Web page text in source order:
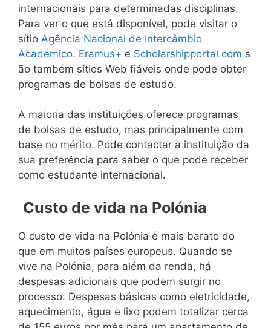
internacionais para determinadas disciplinas.
Para ver o que está disponível, pode visitar o
sítio Agência Nacional de Intercâmbio
Académico. Eramus+ e Scholarshipportal.com s
ão também sítios Web fiáveis onde pode obter
programas de bolsas de estudo.
A maioria das instituições oferece programas
de bolsas de estudo, mas principalmente com
base no mérito. Pode contactar a instituição da
sua preferência para saber o que pode receber
como estudante internacional.
Custo de vida na Polónia
O custo de vida na Polónia é mais barato do
que em muitos países europeus. Quando se
vive na Polónia, para além da renda, há
despesas adicionais que podem surgir no
processo. Despesas básicas como eletricidade,
aquecimento, água e lixo podem totalizar cerca